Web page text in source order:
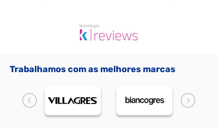
Trabalhamos com as melhores marcas